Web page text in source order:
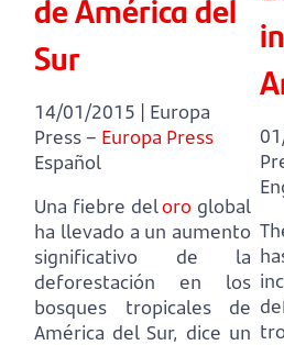
de América del
Sur
14/01/2015 | Europa
Press – Europa Press
Español
Una fiebre deloro global
ha llevado a un aumento
significativo de la
deforestación en los
bosques tropicales de
América del Sur, dice un